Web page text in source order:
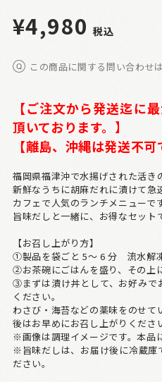
¥4,980 税込
この商品に関する問い合わせは
【ご注文から発送迄に
頂いております。】
【離島、沖縄は発送不可
福岡県福津沖で水揚げされた活き
新鮮なうちに胡麻だれに漬けて急
カフェで人気のランチメニューです
旨味だしと一緒に、お得なセット
【お召し上がり方】
①製品を袋ごと 5～ 6 分 流水解凍
②お茶碗にごはんを盛り、その上
③まずは漬け丼として、お好みで
ください。
わさび・海苔などの薬味をのせて
後はお早めにお召し上がりくださ
※画像は調理イメージです。本品
※旨味だしは、お届け後に冷蔵庫
ださい。